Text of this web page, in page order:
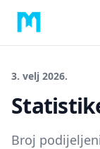
3. velj 2026.
Broj